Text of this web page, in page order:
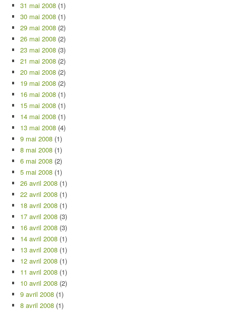
31 mai 2008 (1)
30 mai 2008 (1)
29 mai 2008 (2)
26 mai 2008 (2)
23 mai 2008 (3)
21 mai 2008 (2)
20 mai 2008 (2)
19 mai 2008 (2)
16 mai 2008 (1)
15 mai 2008 (1)
14 mai 2008 (1)
13 mai 2008 (4)
9 mai 2008 (1)
8 mai 2008 (1)
6 mai 2008 (2)
5 mai 2008 (1)
26 avril 2008 (1)
22 avril 2008 (1)
18 avril 2008 (1)
17 avril 2008 (3)
16 avril 2008 (3)
14 avril 2008 (1)
13 avril 2008 (1)
12 avril 2008 (1)
11 avril 2008 (1)
10 avril 2008 (2)
9 avril 2008 (1)
8 avril 2008 (1)